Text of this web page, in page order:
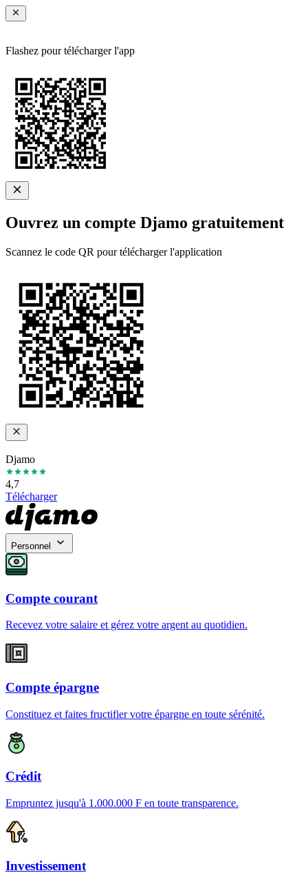
Flashez pour télécharger l'app
Ouvrez un compte Djamo gratuitement
Scannez le code QR pour télécharger l'application
Djamo
4,7
Télécharger
Personnel
Compte courant
Recevez votre salaire et gérez votre argent au quotidien.
Compte épargne
Constituez et faites fructifier votre épargne en toute sérénité.
Crédit
Empruntez jusqu'à 1.000.000 F en toute transparence.
Investissement